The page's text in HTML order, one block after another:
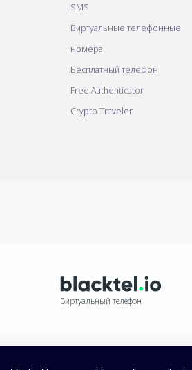
SMS
Виртуальные телефонные
номера
Бесплатный телефон
Free Authenticator
Crypto Traveler
Виртуальный телефон